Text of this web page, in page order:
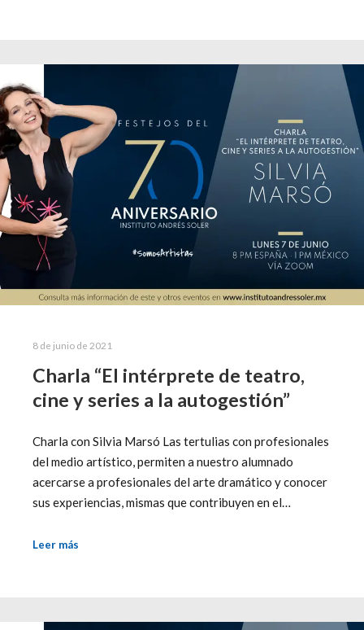
8 de junio de 2021
Charla “El intérprete de teatro,
cine y series a la autogestión”
Charla con Silvia Marsó Las tertulias con profesionales
del medio artístico, permiten a nuestro alumnado
acercarse a profesionales del arte dramático y conocer
sus experiencias, mismas que contribuyen en el…
Leer más